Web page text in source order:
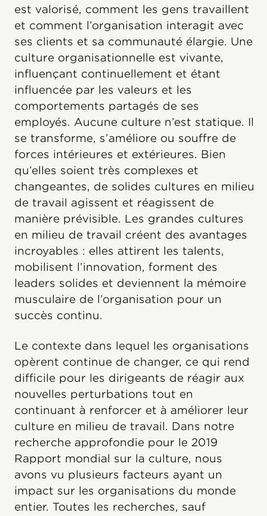
est valorisé, comment les gens travaillent
et comment l’organisation interagit avec
ses clients et sa communauté élargie. Une
culture organisationnelle est vivante,
influençant continuellement et étant
influencée par les valeurs et les
comportements partagés de ses
employés. Aucune culture n’est statique. Il
se transforme, s’améliore ou souffre de
forces intérieures et extérieures. Bien
qu’elles soient très complexes et
changeantes, de solides cultures en milieu
de travail agissent et réagissent de
manière prévisible. Les grandes cultures
en milieu de travail créent des avantages
incroyables : elles attirent les talents,
mobilisent l’innovation, forment des
leaders solides et deviennent la mémoire
musculaire de l’organisation pour un
succès continu.
Le contexte dans lequel les organisations
opèrent continue de changer, ce qui rend
difficile pour les dirigeants de réagir aux
nouvelles perturbations tout en
continuant à renforcer et à améliorer leur
culture en milieu de travail. Dans notre
recherche approfondie pour le 2019
Rapport mondial sur la culture, nous
avons vu plusieurs facteurs ayant un
impact sur les organisations du monde
entier. Toutes les recherches, sauf